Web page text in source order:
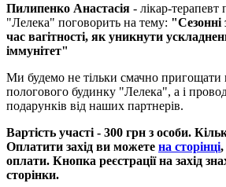
Пилипенко Анастасія - лікар-
"Лелека" поговорить на тему: "Сезонні
час вагітності, як уникнути
іммунітет"
Ми будемо не тільки смачно пригощати
пологового будинку "Лелека", а і
подарунків від наших партнерів.
Вартість участі - 300 грн з особи.
Оплатити захід ви можете на сторінці
оплати. Кнопка реєстрації на захід
сторінки.